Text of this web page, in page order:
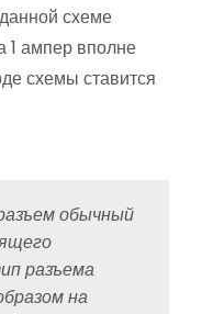
схеме
1 ампер вполне
схемы ставится
обычный
разъема
на